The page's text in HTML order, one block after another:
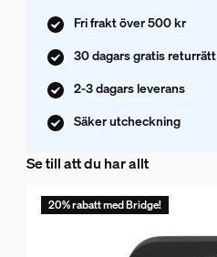
Fri frakt över 500 kr
30 dagars gratis returrätt
2-3 dagars leverans
Säker utcheckning
Se till att du har allt
20% rabatt med Bridge!